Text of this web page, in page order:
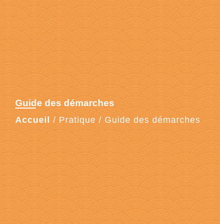
Guide des démarches
Accueil / Pratique / Guide des démarches